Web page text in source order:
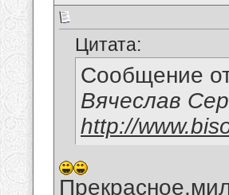
Цитата:
Сообщение
Вячеслав
http://